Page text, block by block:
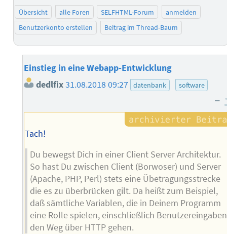
Übersicht alle Foren SELFHTML-Forum
anmelden
Benutzerkonto erstellen
Beitrag im Thread-Baum
Einstieg in eine Webapp-Entwicklung
dedlfix31.08.2018 09:27 datenbank software
–
Tach!
Du bewegst Dich in einer Client Server Architektur.
So hast Du zwischen Client (Borwoser) und Server
(Apache, PHP, Perl) stets eine Übetragungsstrecke
die es zu überbrücken gilt. Da heißt zum Beispiel,
daß sämtliche Variablen, die in Deinem Programm
eine Rolle spielen, einschließlich Benutzereingaben
den Weg über HTTP gehen.